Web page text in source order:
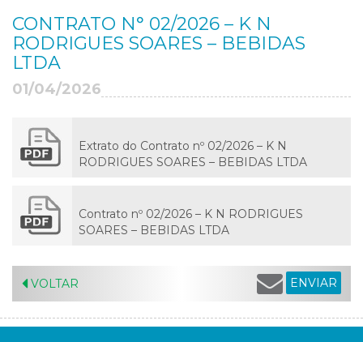
CONTRATO N° 02/2026 – K N
RODRIGUES SOARES – BEBIDAS
LTDA
01/04/2026
Extrato do Contrato nº 02/2026 – K N
RODRIGUES SOARES – BEBIDAS LTDA
Contrato nº 02/2026 – K N RODRIGUES
SOARES – BEBIDAS LTDA
VOLTAR ENVIAR